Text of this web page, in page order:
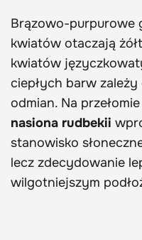
Brązowo-purpurowe
kwiatów otaczają
kwiatów
ciepłych barw
odmian. Na
nasiona rudbekii
stanowisko
lecz zdecydowanie
wilgotniejszym